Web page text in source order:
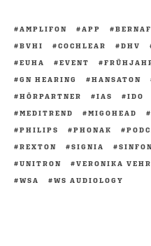
AMPLIFON APP
BVHI
COCHLEAR DHV
EUHA
EVENT
GN HEARING
HANSATON
HÖRPARTNER
IAS IDO
MEDITREND
MIGOHEAD
PHILIPS
PHONAK
REXTON
SIGNIA
UNITRON
VERONIKA VEHR
WSA
WS AUDIOLOGY